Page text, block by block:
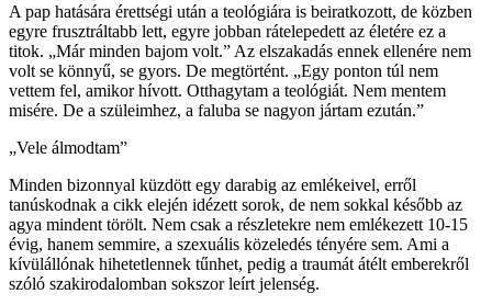
A pap hatására érettségi után a teológiára is beiratkozott, de közben
egyre frusztráltabb lett, egyre jobban rátelepedett az életére ez a
titok. „Már minden bajom volt.” Az elszakadás ennek ellenére nem
volt se könnyű, se gyors. De megtörtént. „Egy ponton túl nem
vettem fel, amikor hívott. Otthagytam a teológiát. Nem mentem
misére. De a szüleimhez, a faluba se nagyon jártam ezután.”
„Vele álmodtam”
Minden bizonnyal küzdött egy darabig az emlékeivel, erről
tanúskodnak a cikk elején idézett sorok, de nem sokkal később az
agya mindent törölt. Nem csak a részletekre nem emlékezett 10-15
évig, hanem semmire, a szexuális közeledés tényére sem. Ami a
kívülállónak hihetetlennek tűnhet, pedig a traumát átélt emberekről
szóló szakirodalomban sokszor leírt jelenség.